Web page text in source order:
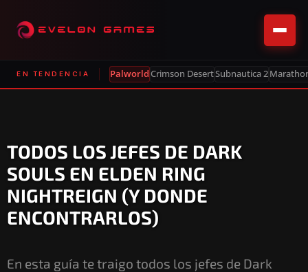
EN TENDENCIA PalworldCrimson DesertSubnautica 2
TODOS LOS JEFES DE DARK
SOULS EN ELDEN RING
NIGHTREIGN (Y DONDE
ENCONTRARLOS)
En esta guía te traigo todos los jefes de Dark